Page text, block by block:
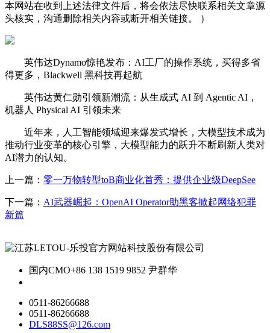
本网站在收到上述法律文件后，将会依法尽快联系相关文章源
头核实，沟通删除相关内容或断开相关链接。 ）
英伟达Dynamo惊艳发布：AI工厂的操作系统，买得多省
得更多，Blackwell 黑科技再起航
英伟达黄仁勋引领新潮流：从生成式 AI 到 Agentic AI，
机器人 Physical AI 引领未来
近年来，人工智能领域迎来爆发式增长，大模型技术成为
推动行业变革的核心引擎，大模型能力的跃升不断刷新人类对
AI潜力的认知。
上一篇： 零一万物转型toB商业化首秀：提供企业级DeepSee
下一篇： AI武器崛起：OpenAI Operator助黑客掀起网络犯罪
新篇
国内CMO+86 138 1519 9852 尹群华
0511-86266688
0511-86266688
DLS88SS@126.com